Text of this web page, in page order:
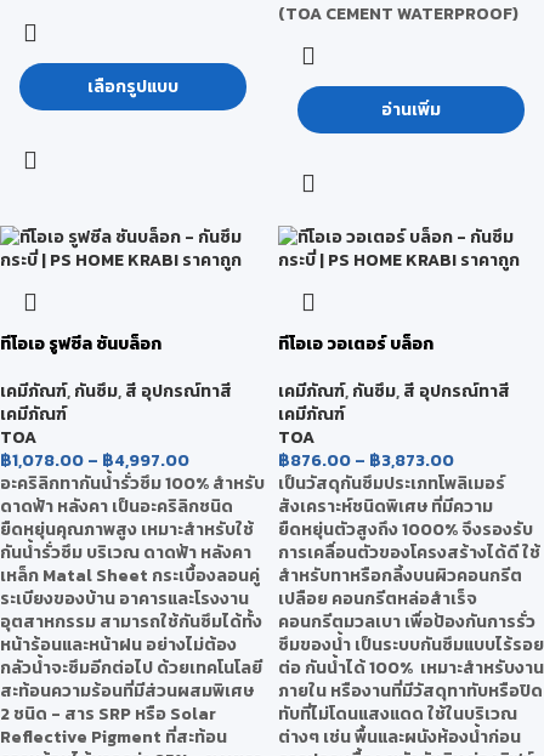
เลือกรูปแบบ
(TOA CEMENT WATERPROOF)
อ่านเพิ่ม
ทีโอเอ รูฟซีล ซันบล็อก
เคมีภัณฑ์,กันซึม,สี อุปกรณ์ทาสี
เคมีภัณฑ์
TOA
฿1,078.00– ฿4,997.00
อะคริลิกทากันน้ำรั่วซึม 100% สำหรับ
ดาดฟ้า หลังคา เป็นอะคริลิกชนิด
ยืดหยุ่นคุณภาพสูง เหมาะสำหรับใช้
กันน้ำรั่วซึม บริเวณ ดาดฟ้า หลังคา
เหล็ก Matal Sheet กระเบื้องลอนคู่
ระเบียงของบ้าน อาคารและโรงงาน
อุตสาหกรรม สามารถใช้กันซึมได้ทั้ง
หน้าร้อนและหน้าฝน อย่างไม่ต้อง
กลัวน้ำจะซึมอีกต่อไป ด้วยเทคโนโลยี
สะท้อนความร้อนที่มีส่วนผสมพิเศษ
2 ชนิด - สาร SRP หรือ Solar
Reflective Pigment ที่สะท้อน
ทีโอเอ วอเตอร์ บล็อก
เคมีภัณฑ์,กันซึม,สี อุปกรณ์ทาสี
เคมีภัณฑ์
TOA
฿876.00– ฿3,873.00
เป็นวัสดุกันซึมประเภทโพลิเมอร์
สังเคราะห์ชนิดพิเศษ ที่มีความ
ยืดหยุ่นตัวสูงถึง 1000% จึงรองรับ
การเคลื่อนตัวของโครงสร้างได้ดี ใช้
สำหรับทาหรือกลิ้งบนผิวคอนกรีต
เปลือย คอนกรีตหล่อสำเร็จ
คอนกรีตมวลเบา เพื่อป้องกันการรั่ว
ซึมของน้ำ เป็นระบบกันซึมแบบไร้รอย
ต่อ กันน้ำได้ 100% เหมาะสำหรับงาน
ภายใน หรืองานที่มีวัสดุทาทับหรือปิด
ทับที่ไม่โดนแสงแดด ใช้ในบริเวณ
ต่างๆ เช่น พื้นและผนังห้องน้ำก่อน